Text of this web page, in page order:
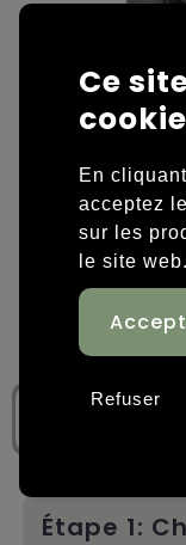
Overige tassen
Sacs
Sacs de voyage
Sacs à dos
Polos
T-shirts
Vestes
Chaussures
Étape 1:
Ce
En
acceptez
sur les
le site web.
Refuser